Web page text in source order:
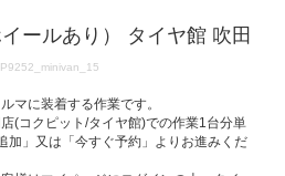
ールあり） タイヤ館 吹田
マに装着する作業です。
(コクピット/タイヤ館)での作業1台分単
加」又は「今すぐ予約」よりお進みくだ